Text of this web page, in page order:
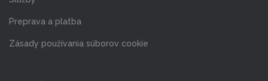
Preprava a platba
Zásady používania súborov cookie